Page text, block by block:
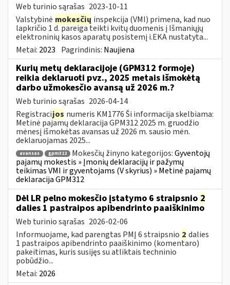
Web turinio sąrašas 2023-10-11
Valstybinė mokesčių inspekcija (VMI) primena, kad nuo
lapkričio 1 d. pareiga teikti kvitų duomenis į Išmaniųjų
elektroninių kasos aparatų posistemį i.EKA nustatyta...
Metai: 2023 Pagrindinis: Naujiena
Kurių metų deklaracijoje (GPM312 formoje)
reikia deklaruoti pvz., 2025 metais išmokėtą
darbo užmokesčio avansą už 2026 m.?
Web turinio sąrašas 2026-04-14
Registracijos numeris KM1776 Ši informacija skelbiama:
Metinė pajamų deklaracija GPM312 2025 m. gruodžio
mėnesį išmokėtas avansas už 2026 m. sausio mėn.
deklaruojamas 2025...
avansas gpm312 Mokesčių žinyno kategorijos:Gyventojų
pajamų mokestis » Įmonių deklaracijų ir pažymų
teikimas VMI ir gyventojams (V skyrius) » Metinė pajamų
deklaracija GPM312
Dėl LR pelno mokesčio įstatymo 6 straipsnio 2
dalies 1 pastraipos apibendrinto paaiškinimo
Web turinio sąrašas 2026-02-06
Informuojame, kad parengtas PMĮ 6 straipsnio 2 dalies
1 pastraipos apibendrinto paaiškinimo (komentaro)
pakeitimas, kuris susijęs su atliktais techninio
pobūdžio...
Metai: 2026